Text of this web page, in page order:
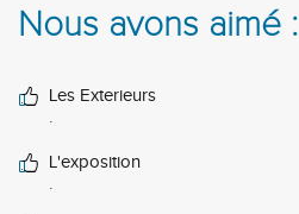
Nous avons aimé :
Les Exterieurs
L'exposition